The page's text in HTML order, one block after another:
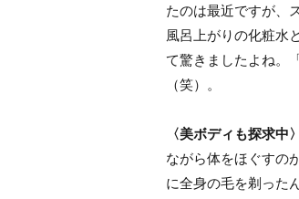
たのは最近ですが、
風呂上がりの化粧水
て驚きましたよね。
（笑）。
〈美ボディも探求中〉
ながら体をほぐすの
に全身の毛を剃った